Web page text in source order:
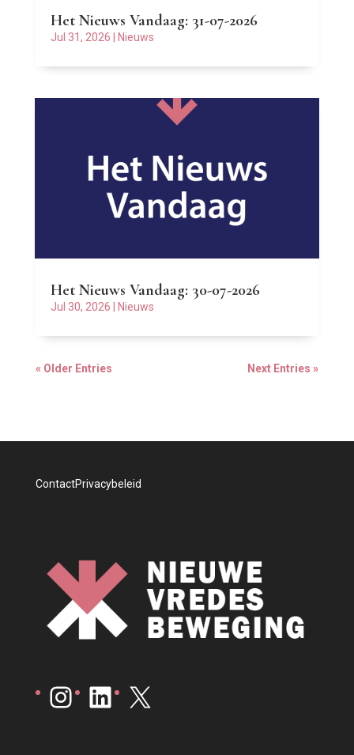
Het Nieuws Vandaag: 31-07-2026
Jul 31, 2026 Nieuws
Het Nieuws Vandaag: 30-07-2026
Jul 30, 2026 Nieuws
« Older Entries Next Entries »
ContactPrivacybeleid
Instagram
LinkedIn
X